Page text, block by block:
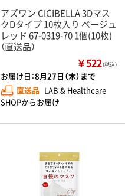
アズワン CICIBELLA 3Dマス
クDタイプ 10枚入り ベージュ
レッド 67-0319-70 1個(10枚)
（直送品）
￥522（税込）
お届け日：8月27日（木）まで
直送品 LAB & Healthcare
SHOPからお届け